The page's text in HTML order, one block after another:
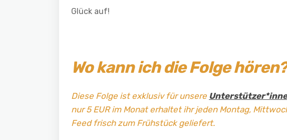
Glück auf!
Wo kann ich die Folge hören?
Diese Folge ist exklusiv für unsere
nur 5 EUR im Monat erhaltet ihr jeden Montag,
Feed frisch zum Frühstück geliefert.